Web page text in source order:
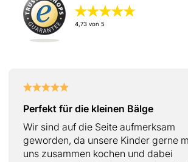
★
★★
★★
★★
★★
★
4,73 von 5
Perfekt für die kleinen Bälge
Wir sind auf die Seite aufmerksam
geworden, da unsere Kinder gerne
uns zusammen kochen und dabei